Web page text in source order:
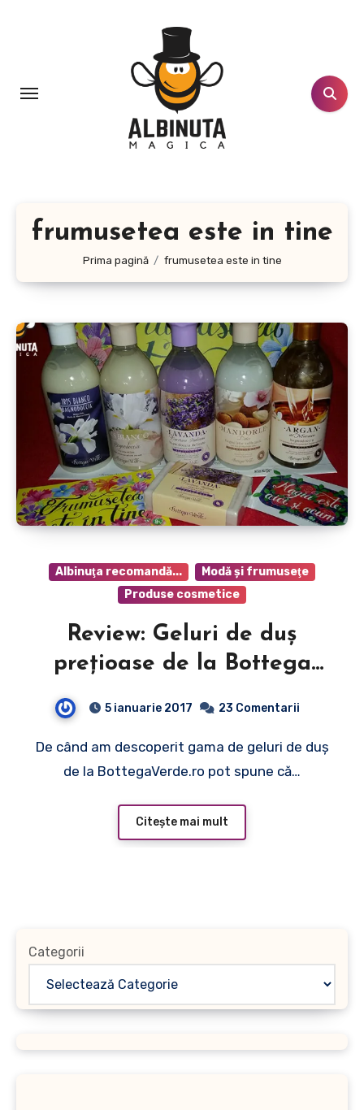
frumusetea este in tine
Prima pagină frumusetea este in tine
Albinuţa recomandă...
Modă şi frumuseţe
Produse cosmetice
Review: Geluri de duş
preţioase de la Bottega
5 ianuarie 2017 23 Comentarii
De când am descoperit gama de geluri de duş
de la BottegaVerde.ro pot spune că…
Citește mai mult
Categorii